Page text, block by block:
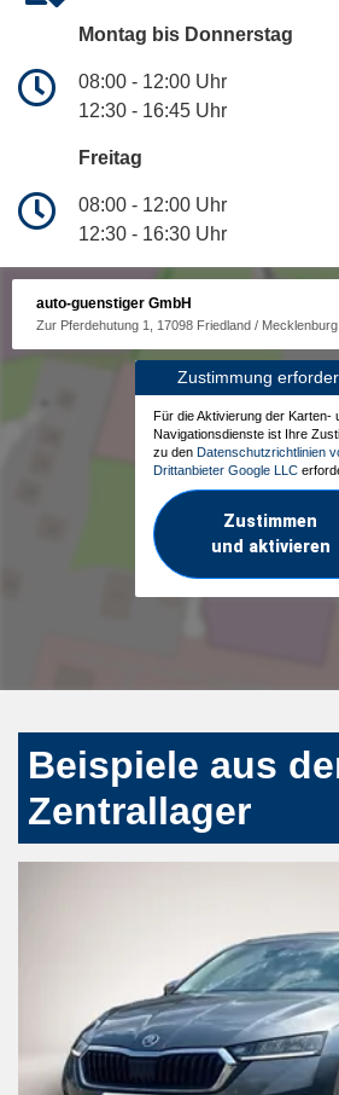
Montag bis Donnerstag
08:00 - 12:00 Uhr
12:30 - 16:45 Uhr
Freitag
08:00 - 12:00 Uhr
12:30 - 16:30 Uhr
auto-guenstiger GmbH
Zur Pferdehutung 1, 17098 Friedland / Mecklenburg
Zustimmung
Für die Aktivierung der Karten-
Navigationsdienste ist Ihre
zu den Datenschutzrichtlinien
Drittanbieter Google LLC
Zustimmen
und aktivieren
Beispiele aus
Zentrallager